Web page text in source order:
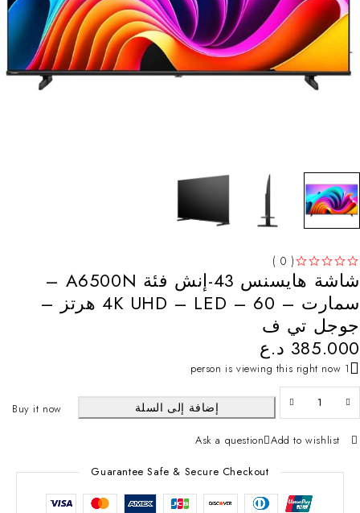
( 0 )
شاشة هايسنس 43-إنش فئة A6500N –
سمارت – 4K UHD – LED – 60 هرتز –
جوجل تي ف
385.000 د.ع
1 person is viewing this right now
إضافة إلى السلة Buy it now
Add to wishlist
Ask a question
Guarantee Safe & Secure Checkout